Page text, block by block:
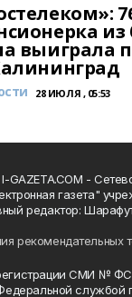
выиграла
28 ИЮЛЯ , 05:53
GAZETA.COM -
газета"
редактор:
рекомендательных
СМИ №
службой